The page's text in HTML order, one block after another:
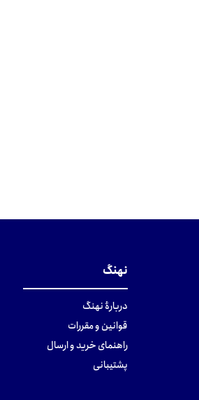
نهنگ
دربارهٔ نهنگ
قوانین و مقررات
راهنمای خرید و ارسال
پشتیبانی